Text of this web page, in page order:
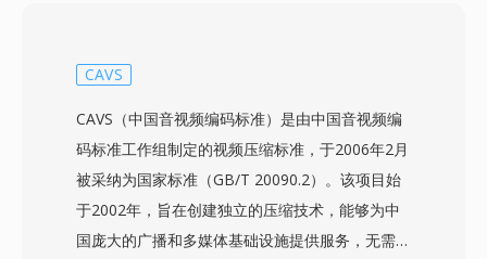
CAVS
CAVS（中国音视频编码标准）是由中国音视频编
码标准工作组制定的视频压缩标准，于2006年2月
被采纳为国家标准（GB/T 20090.2）。该项目始
于2002年，旨在创建独立的压缩技术，能够为中
国庞大的广播和多媒体基础设施提供服务，无需依